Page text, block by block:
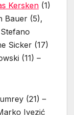
Kersken (1)
Bauer (5),
Sicker (17)
(11) –
(21) –
Ivezić